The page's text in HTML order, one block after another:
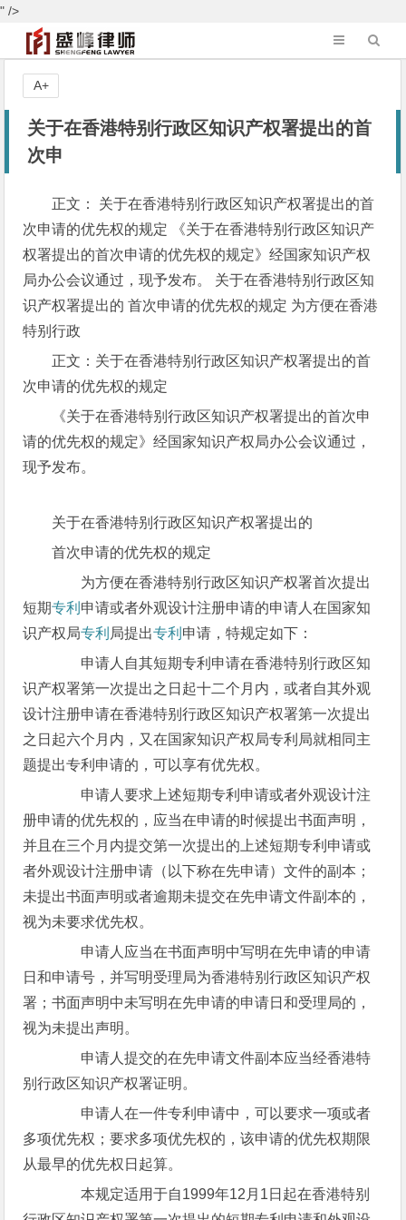
" />
关于在香港特别行政区知识产权署提出的首
次申
正文： 关于在香港特别行政区知识产权署提出的首
次申请的优先权的规定 《关于在香港特别行政区知识产
权署提出的首次申请的优先权的规定》经国家知识产权
局办公会议通过，现予发布。 关于在香港特别行政区知
识产权署提出的 首次申请的优先权的规定 为方便在香港
特别行政
正文：关于在香港特别行政区知识产权署提出的首
次申请的优先权的规定
《关于在香港特别行政区知识产权署提出的首次申
请的优先权的规定》经国家知识产权局办公会议通过，
现予发布。
关于在香港特别行政区知识产权署提出的
首次申请的优先权的规定
为方便在香港特别行政区知识产权署首次提出
短期专利 申请或者外观设计注册申请的申请人在国家知
识产权局专利 局提出专利 申请，特规定如下：
申请人自其短期专利申请在香港特别行政区知
识产权署第一次提出之日起十二个月内，或者自其外观
设计注册申请在香港特别行政区知识产权署第一次提出
之日起六个月内，又在国家知识产权局专利局就相同主
题提出专利申请的，可以享有优先权。
申请人要求上述短期专利申请或者外观设计注
册申请的优先权的，应当在申请的时候提出书面声明，
并且在三个月内提交第一次提出的上述短期专利申请或
者外观设计注册申请（以下称在先申请）文件的副本；
未提出书面声明或者逾期未提交在先申请文件副本的，
视为未要求优先权。
申请人应当在书面声明中写明在先申请的申请
日和申请号，并写明受理局为香港特别行政区知识产权
署；书面声明中未写明在先申请的申请日和受理局的，
视为未提出声明。
申请人提交的在先申请文件副本应当经香港特
别行政区知识产权署证明。
申请人在一件专利申请中，可以要求一项或者
多项优先权；要求多项优先权的，该申请的优先权期限
从最早的优先权日起算。
本规定适用于自1999年12月1日起在香港特别
A+